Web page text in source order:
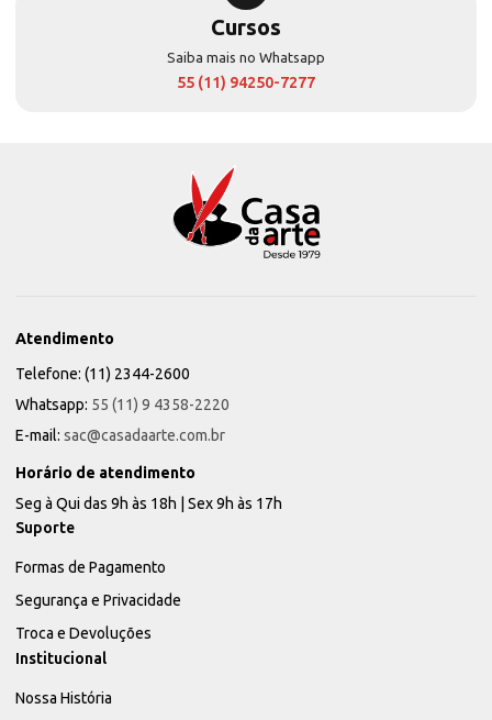
Cursos
Saiba mais no Whatsapp
55 (11) 94250-7277
Atendimento
Telefone: (11) 2344-2600
Whatsapp: 55 (11) 9 4358-2220
E-mail: sac@casadaarte.com.br
Horário de atendimento
Seg à Qui das 9h às 18h | Sex 9h às 17h
Suporte
Formas de Pagamento
Segurança e Privacidade
Troca e Devoluções
Institucional
Nossa História